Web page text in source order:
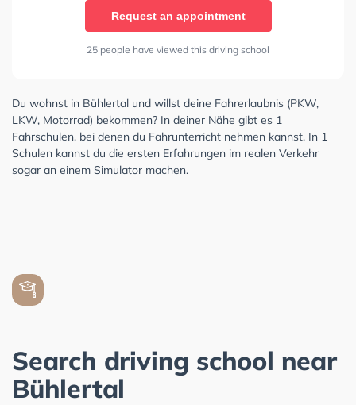
Request an appointment
25 people have viewed this driving school
Du wohnst in Bühlertal und willst deine Fahrerlaubnis (PKW,
LKW, Motorrad) bekommen? In deiner Nähe gibt es 1
Fahrschulen, bei denen du Fahrunterricht nehmen kannst. In 1
Schulen kannst du die ersten Erfahrungen im realen Verkehr
sogar an einem Simulator machen.
Search driving school near
Bühlertal